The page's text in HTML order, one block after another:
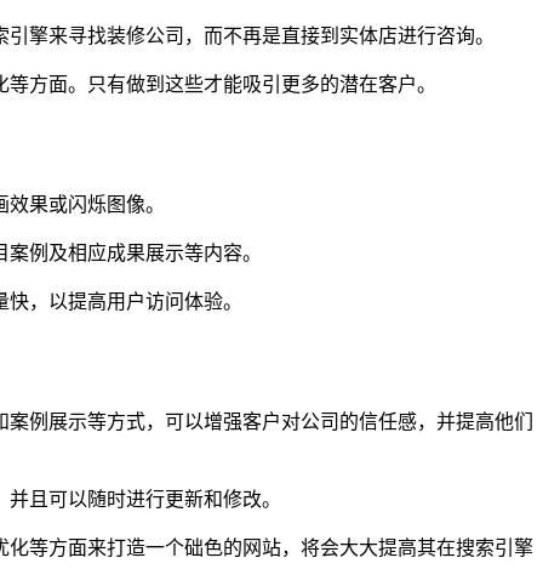
擎来寻找装修公司，而不再是直接到实体店进行咨询。
方面。只有做到这些才能吸引更多的潜在客户。
果或闪烁图像。
例及相应成果展示等内容。
，以提高用户访问体验。
例展示等方式，可以增强客户对公司的信任感，并提高他们
且可以随时进行更新和修改。
等方面来打造一个础色的网站，将会大大提高其在搜索引擎